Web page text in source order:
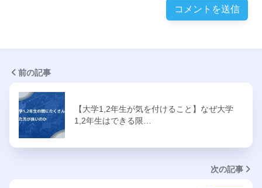
前の記事
【大学1,2年生が気を付けること】なぜ大学
1,2年生はできる限…
次の記事